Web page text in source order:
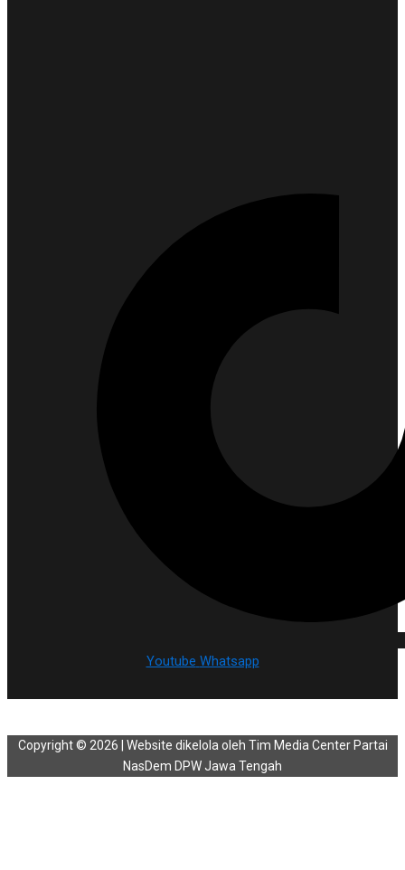
Youtube Whatsapp
Copyright © 2026 | Website dikelola oleh Tim Media Center Partai
NasDem DPW Jawa Tengah